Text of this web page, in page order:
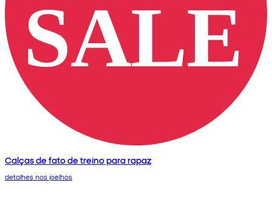
Calças de fato de treino para rapaz
detalhes nos joelhos